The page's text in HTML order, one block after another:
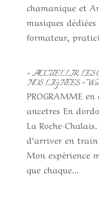
chamanique et
musiques
formateur,
« ACCUELLIR LES
NOS LIGNÉES »
PROGRAMME
ancetres En
La Roche-
d’arriver en
Mon expérience
que chaque...